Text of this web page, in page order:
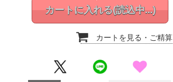
カートに入れる(読込中...)
カートを見る ・ご精算